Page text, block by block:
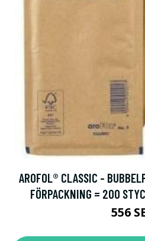
AROFOL® CLASSIC -
FÖRPACKNING = 200
556